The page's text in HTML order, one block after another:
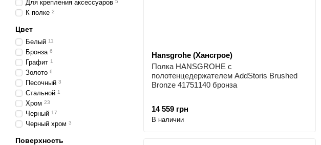
Hansgrohe (Хансгрое)
Полка HANSGROHE с
полотенцедержателем AddStoris Brushed
Bronze 41751140 бронза
14 559 грн
В наличии
Для крепления аксессуаров 5
К полке 2
Цвет
Белый 11
Бронза 6
Графит 1
Золото 6
Песочный 3
Стальной 1
Хром 23
Черный 17
Черный хром 3
Поверхность